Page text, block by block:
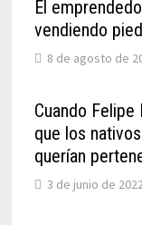
El
vendiendo
8 de agosto de
Cuando
que los
querían
3 de junio de